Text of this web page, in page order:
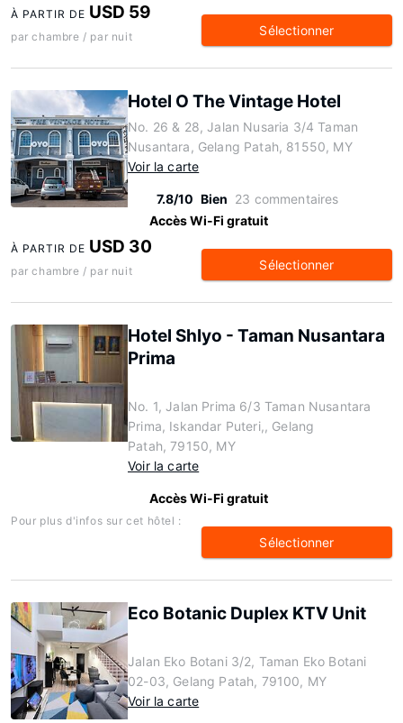
À PARTIR DE USD 59
par chambre / par nuit Sélectionner
Hotel O The Vintage Hotel
No. 26 & 28, Jalan Nusaria 3/4 Taman
Nusantara, Gelang Patah, 81550, MY
Voir la carte
7.8/10 Bien 23 commentaires
Accès Wi-Fi gratuit
À PARTIR DE USD 30
par chambre / par nuit Sélectionner
Hotel Shlyo - Taman Nusantara
Prima
No. 1, Jalan Prima 6/3 Taman Nusantara
Prima, Iskandar Puteri,, Gelang
Patah, 79150, MY
Voir la carte
Accès Wi-Fi gratuit
Pour plus d'infos sur cet hôtel :
Sélectionner
Eco Botanic Duplex KTV Unit
Jalan Eko Botani 3/2, Taman Eko Botani
02-03, Gelang Patah, 79100, MY
Voir la carte